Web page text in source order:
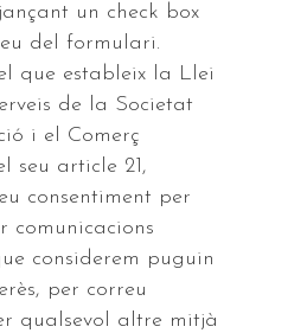
un check box
del formulari.
que estableix la Llei
de la Societat
i el Comerç
seu article 21,
consentiment per
comunicacions
considerem puguin
per correu
qualsevol altre mitjà